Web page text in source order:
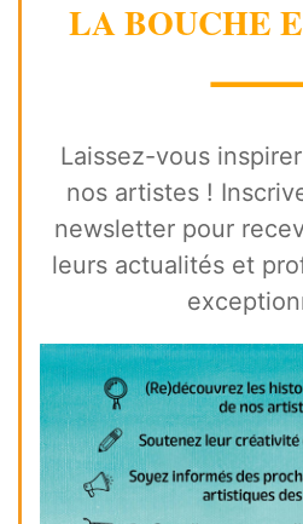
LA BOUCHE
Laissez-vous
nos artistes !
newsletter pour
leurs actualités et